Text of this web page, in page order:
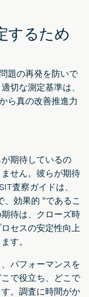
するため
題の再発を防いで
切な測定基準は、
ら真の改善推進力
期待しているの
せん。彼らが期待
査察ガイドは、
、効果的 "であるこ
待は、クローズ時
セスの安定性向上
す。
パフォーマンスを
で役立ち、どこで
。調査に時間がか